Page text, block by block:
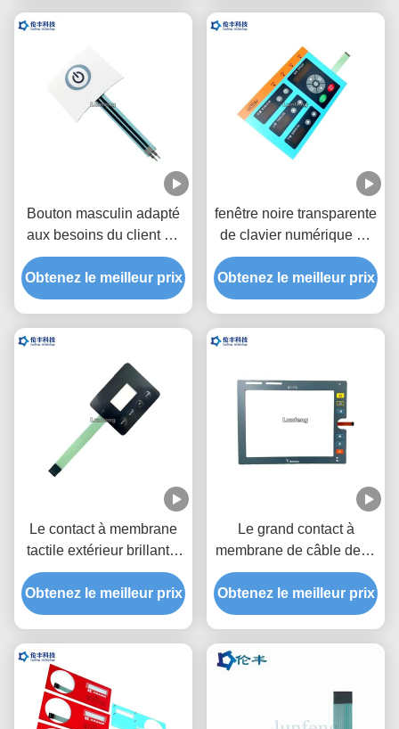
Bouton masculin adapté
aux besoins du client du
service un d'OEM de
clavier numérique de
contact à membrane
Obtenez le meilleur prix
fenêtre noire transparente
de clavier numérique de
contact à membrane du
lancement LED de
2.54mm
Obtenez le meilleur prix
Le contact à membrane
tactile extérieur brillant a
recouvert la fenêtre
transparente d'affichage à
cristaux liquides
Obtenez le meilleur prix
Le grand contact à
membrane de câble de la
fenêtre FPC a recouvert
LED faite sur commande
LGF
Obtenez le meilleur prix